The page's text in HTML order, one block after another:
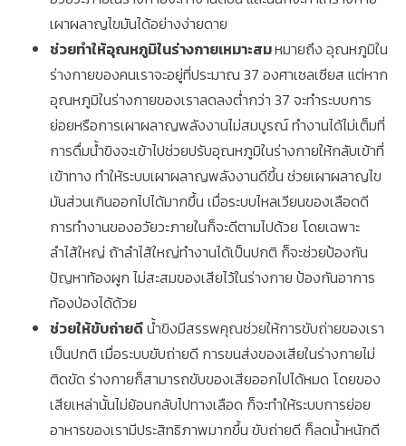
เผาผลาญไขมันได้อย่างง่ายดาย
ช่วยทำให้อุณหภูมิในร่างกายเหมาะสมหมายถึง อุณหภูมิใน
ร่างกายของคนเราจะอยู่ที่ประมาณ 37 องศาเซลเซียส แต่หาก
อุณหภูมิในร่างกายของเราลดลงต่ำกว่า 37 จะทำระบบการ
ย่อยหรือการเผาผลาญพลังงานไม่สมบูรณ์ ทำงานได้ไม่เต็มที่
การดื่มน้ำขิงจะเข้าไปช่วยปรับอุณหภูมิในร่างกายให้กลับเข้าที่
เข้าทาง ทำให้ระบบเผาผลาญพลังงานดีขึ้น ช่วยเผาผลาญไข
มันส่วนเกินออกไปได้มากขึ้น เมื่อระบบไหลเวียนของเลือดดี
การทำงานของอวัยวะภายในก็จะดีตามไปด้วย โดยเฉพาะ
ลำไส้ใหญ่ ถ้าลำไส้ใหญ่ทำงานได้เป็นปกติ ก็จะช่วยป้องกัน
ปัญหาท้องผูก ไม่สะสมของเสียไว้ในร่างกาย ป้องกันอาการ
ท้องป่องได้ด้วย
ช่วยให้ขับถ่ายดีน้ำขิงมีสรรพคุณช่วยให้การขับถ่ายของเรา
เป็นปกติ เมื่อระบบขับถ่ายดี การขนส่งของเสียในร่างกายไม่
ติดขัด ร่างกายก็สามารถขับของเสียออกไปได้หมด โดยของ
เสียเหล่านั้นไม่ย้อนกลับไปทางเลือด ก็จะทำให้ระบบการย่อย
อาหารของเรามีประสิทธิภาพมากขึ้น ขับถ่ายดี ก็ลดน้ำหนักดี